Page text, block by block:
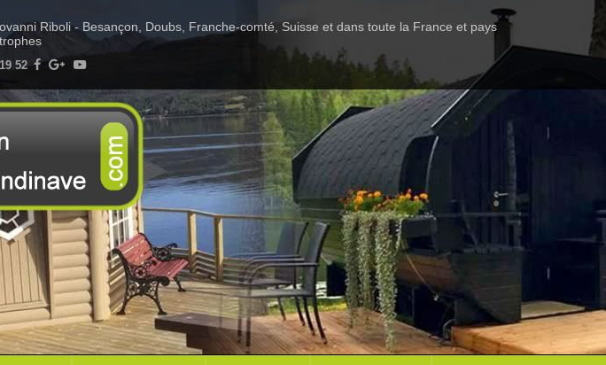
Riboli - Besançon, Doubs, Franche-comté, Suisse et dans toute la France et pays
52